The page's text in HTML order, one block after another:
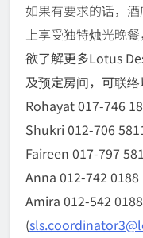
如果有要求的话，
上享受独特烛光晚
欲了解更多Lotus
及预定房间，可联络
Rohayat 017-746
Shukri 012-706
Faireen 017-797
Anna 012-742 0188
Amira 012-542 0188
(